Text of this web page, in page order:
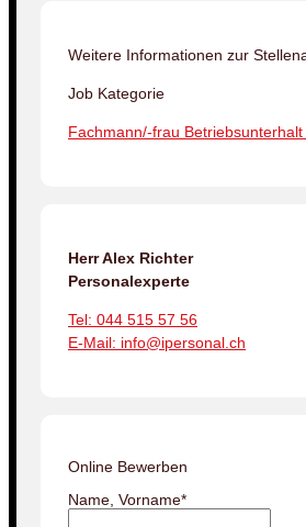
Weitere Informationen zur
Job Kategorie
Fachmann/-frau Betriebsunterhalt
Herr Alex Richter
Personalexperte
Tel: 044 515 57 56
E-Mail: info@ipersonal.ch
Online Bewerben
Name, Vorname*